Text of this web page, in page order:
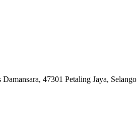
47301 Petaling Jaya,